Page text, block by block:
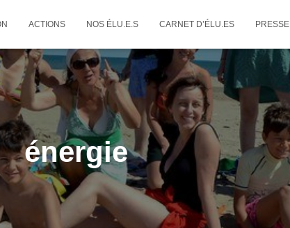
ACTIONS NOS ÉLU.E.S CARNET D’ÉLU.ES PRESSE
énergie